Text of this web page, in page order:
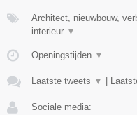
Architect, nieuwbouw,
interieur ▼
Openingstijden ▼
Laatste tweets ▼
Sociale media: